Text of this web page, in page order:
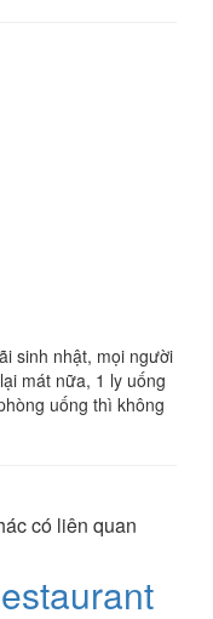
sinh nhật, mọi người
mát nữa, 1 ly uống
uống thì không
có liên quan